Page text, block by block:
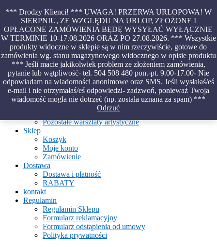
*** Drodzy Klienci! *** UWAGA! PRZERWA URLOPOWA! W
SIERPNIU, ZE WZGLĘDU NA URLOP, ZŁOŻONE I
OPŁACONE ZAMÓWIENIA BĘDĘ WYSYŁAĆ WYŁĄCZNIE
W TERMINIE 10-17.08.2026 ORAZ PO 27.08.2026. *** Wszystkie
produkty widoczne w sklepie są w nim rzeczywiście, gotowe do
zamówienia wg. stanu magazynowego widocznego w opisie produktu
*** Jeśli macie jakikolwiek problem ze złożeniem zamówienia,
pytanie lub wątpliwość- tel. 504 508 480 pon.-pt. 9.00-17.00- Nie
odpowiadam na wiadomości anonimowe oraz SMS. Jeśli wysłałaś/eś
e-mail i nie otrzymałaś/eś odpowiedzi- zadzwoń, ponieważ Twoja
wiadomość mogła nie dotrzeć (np. została uznana za spam) ***
Odrzuć
Skip
content
Piękno malowane na wodzie – papiery marmurkowe – materiały
introligatorskie – oprawy – etui – pudełka
Aktualności
O Pracowni
Ebru
Warsztaty
Warsztaty malowania na wodzie
Pozostałe warsztaty artystyczne
Sklep
Koszyk
Moje konto
Zamówienie
Dostawa
Dostawa i płatność
RABATY
kontakt
Regulamin
Regulamin Sklepu
Formularz reklamacyjny
Formularz odstąpienia od umowy
Polityka prywatności